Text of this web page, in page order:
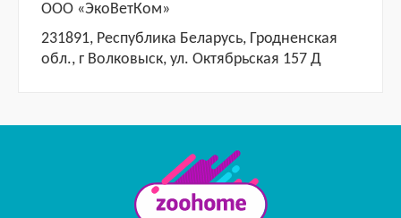
ООО «ЭкоВетКом»
231891, Республика Беларусь, Гродненская
обл., г Волковыск, ул. Октябрьская 157 Д